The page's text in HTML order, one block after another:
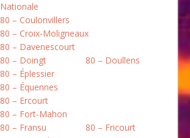
Nationale
80 – Coulonvillers
80 – Croix-Moligneaux
80 – Davenescourt
80 – Doingt
80 – Doullens
80 – Éplessier
80 – Équennes
80 – Ercourt
80 – Fort-Mahon
80 – Fransu
80 – Fricourt